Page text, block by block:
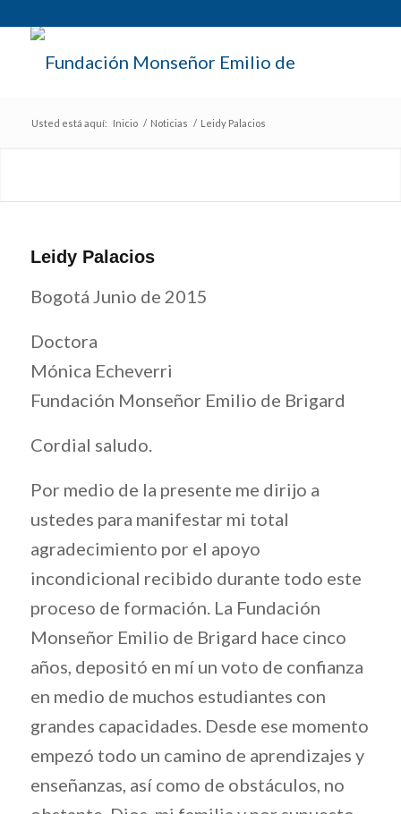
Usted está aquí: Inicio / Noticias / Leidy Palacios
Leidy Palacios
Bogotá Junio de 2015
Doctora
Mónica Echeverri
Fundación Monseñor Emilio de Brigard
Cordial saludo.
Por medio de la presente me dirijo a
ustedes para manifestar mi total
agradecimiento por el apoyo
incondicional recibido durante todo este
proceso de formación. La Fundación
Monseñor Emilio de Brigard hace cinco
años, depositó en mí un voto de confianza
en medio de muchos estudiantes con
grandes capacidades. Desde ese momento
empezó todo un camino de aprendizajes y
enseñanzas, así como de obstáculos, no